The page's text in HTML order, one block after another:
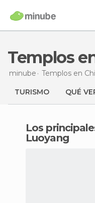
Templos
minube Templos en
TURISMO QUÉ
Los principales templos de
Luoyang